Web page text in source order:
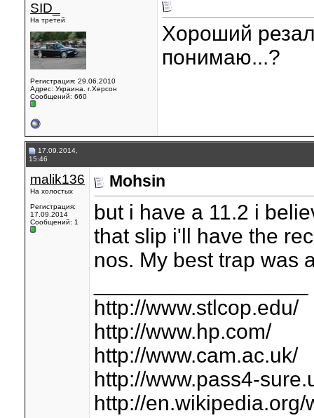
SID_
На третей
Регистрация: 29.06.2010
Адрес: Украина. г.Херсон
Сообщений: 660
Хороший
понимаю...?
17.09.2014,
15:46
malik136
На холостых
Регистрация:
17.09.2014
Сообщений: 1
Mohsin
but i have a 11.2 i
that slip i'll have the
nos. My best trap was
http://www.stlcop.edu/
http://www.hp.com/
http://www.cam.ac.uk/
http://www.pass4-
http://